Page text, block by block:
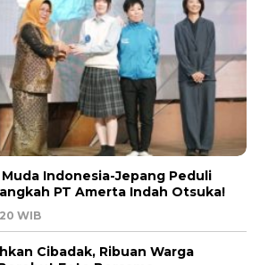
Indonesia-Jepang Peduli
PT Amerta Indah Otsuka!
WIB
Cibadak, Ribuan Warga